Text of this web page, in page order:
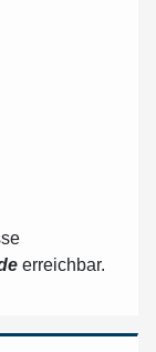
erreichbar.